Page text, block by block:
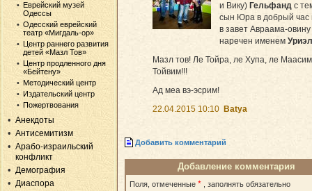
Еврейский музей
Одессы
Одесский еврейский
театр «Мигдаль-ор»
Центр раннего развития
детей «Мазл Тов»
Центр продленного дня
«Бейтену»
Методический центр
Издательский центр
Пожертвования
Анекдоты
Антисемитизм
Арабо-израильский
конфликт
Демография
Диаспора
и Вику) Гельфанд с
сын Юра в добрый час
в завет Авраама-
наречен именем
Мазл тов! Ле Тойра, ле Хупа, ле Маасим
Тойвим!!!
Ад меа вэ-эсрим!
22.04.2015 10:10 Batya
Добавить комментарий
Добавление комментария
Поля, отмеченные * , заполнять обязательно